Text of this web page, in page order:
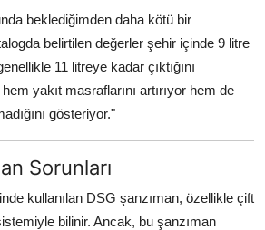
beklediğimden daha kötü bir
belirtilen değerler şehir içinde 9 litre
11 litreye kadar çıktığını
yakıt masraflarını artırıyor hem de
gösteriyor."
Sorunları
kullanılan DSG şanzıman, özellikle çift
bilinir. Ancak, bu şanzıman